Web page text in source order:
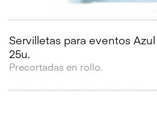
Servilletas para eventos
25u.
Precortadas en rollo.